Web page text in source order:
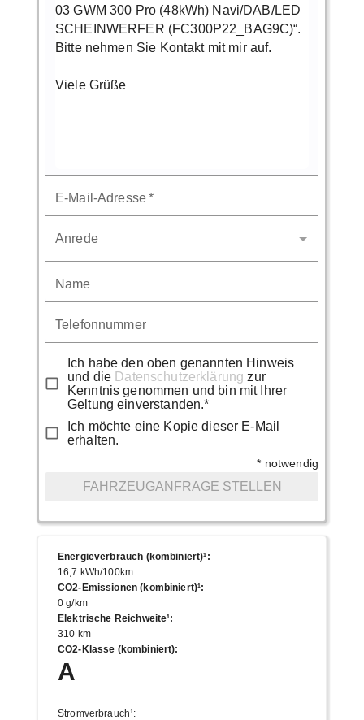
E-Mail-Adresse*
Anrede
Name
Telefonnummer
Ich habe den oben genannten Hinweis
und die Datenschutzerklärung zur
Kenntnis genommen und bin mit Ihrer
Geltung einverstanden.*
Ich möchte eine Kopie dieser E-Mail
erhalten.
* notwendig
FAHRZEUGANFRAGE STELLEN
Energieverbrauch (kombiniert)¹:
16,7 kWh/100km
CO2-Emissionen (kombiniert)¹:
0 g/km
Elektrische Reichweite¹:
310 km
CO2-Klasse (kombiniert):
A
Stromverbrauch¹: